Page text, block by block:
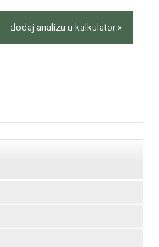
dodaj analizu u kalkulator »